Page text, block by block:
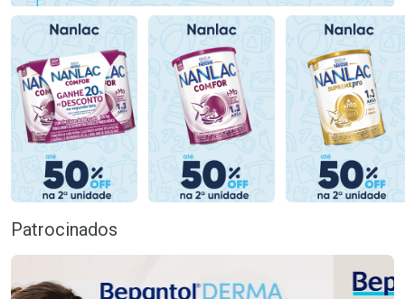
Patrocinados